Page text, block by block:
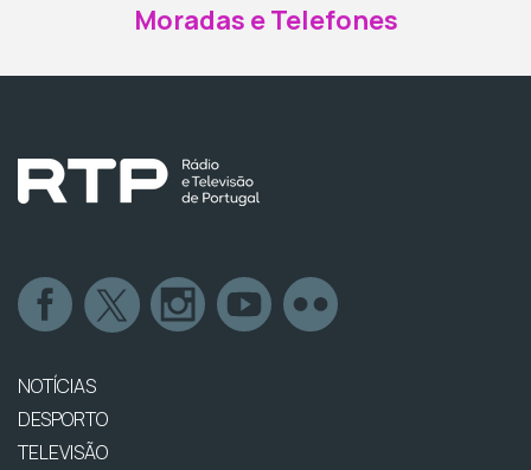
Moradas e Telefones
NOTÍCIAS
DESPORTO
TELEVISÃO